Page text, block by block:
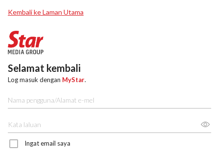
Kembali ke Laman Utama
Selamat kembali
Log masuk dengan MyStar.
Ingat email saya